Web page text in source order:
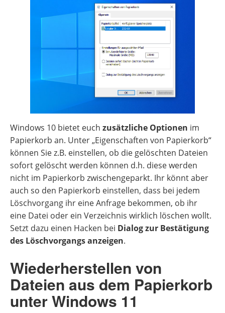
Windows 10 bietet euch zusätzliche Optionen im
Papierkorb an. Unter „Eigenschaften von Papierkorb“
können Sie z.B. einstellen, ob die gelöschten Dateien
sofort gelöscht werden können d.h. diese werden
nicht im Papierkorb zwischengeparkt. Ihr könnt aber
auch so den Papierkorb einstellen, dass bei jedem
Löschvorgang ihr eine Anfrage bekommen, ob ihr
eine Datei oder ein Verzeichnis wirklich löschen wollt.
Setzt dazu einen Hacken bei Dialog zur Bestätigung
des Löschvorgangs anzeigen.
Wiederherstellen von
Dateien aus dem Papierkorb
unter Windows 11